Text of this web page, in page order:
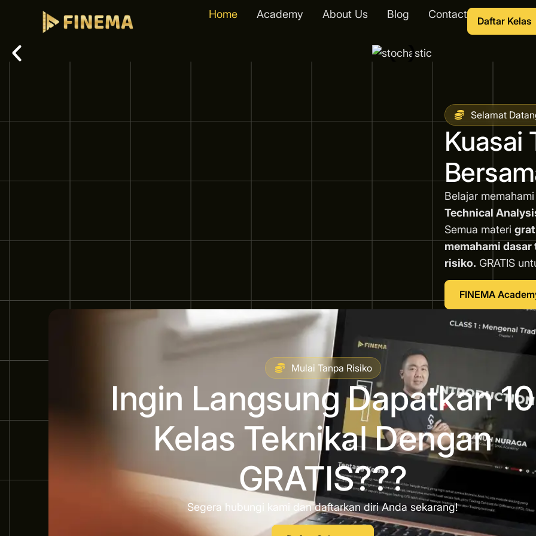
Home Academy About Us Blog Contact
Daftar Kelas
Selamat
Kuasai
Belajar
Technical
Semua materi
memahami
risiko. GRATIS
FINEMA
Mulai Tanpa Risiko
Ingin Langsung Dapatkan 10
Kelas Teknikal Dengan
GRATIS???
Segera hubungi kami dan daftarkan diri Anda sekarang!